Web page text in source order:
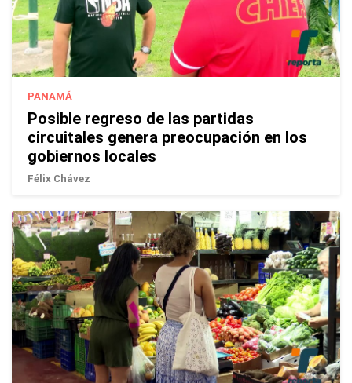
PANAMÁ
Posible regreso de las partidas
circuitales genera preocupación en los
gobiernos locales
Félix Chávez